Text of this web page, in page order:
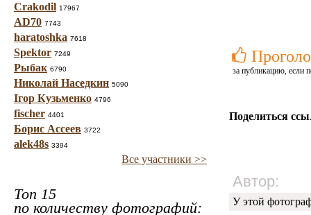
Crakodil 17967
AD70 7743
haratoshka 7618
Spektor 7249
Рыбак 6790
Николай Наседкин 5090
Ігор Кузьменко 4796
fischer 4401
Борис Ассеев 3722
alek48s 3394
Все участники >>
Топ 15
по количеству фотографий:
за публикацию, если
Поделиться
Автор:
У этой